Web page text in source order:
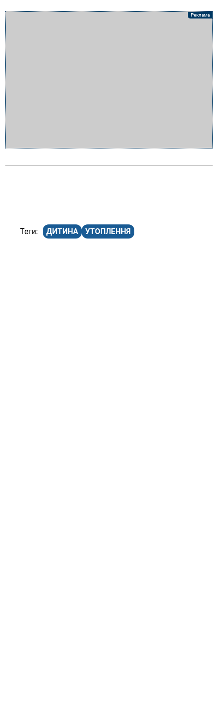
ДИТИНА УТОПЛЕННЯ